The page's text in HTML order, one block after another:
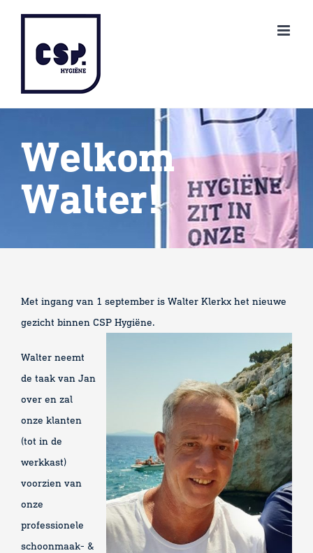
Welkom
Walter!
Met ingang van 1 september is Walter Klerkx het nieuwe
gezicht binnen CSP Hygiëne.
Walter neemt
de taak van Jan
over en zal
onze klanten
(tot in de
werkkast)
voorzien van
onze
professionele
schoonmaak- &